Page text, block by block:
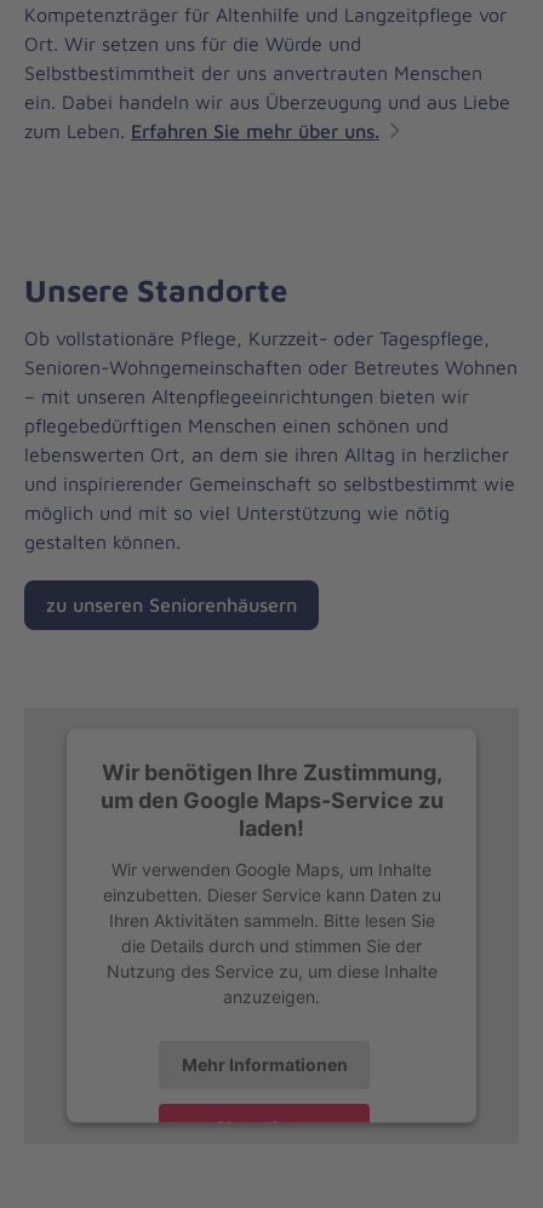
Kompetenzträger für Altenhilfe und Langzeitpflege vor
Ort. Wir setzen uns für die Würde und
Selbstbestimmtheit der uns anvertrauten Menschen
ein. Dabei handeln wir aus Überzeugung und aus Liebe
zum Leben. Erfahren Sie mehr über uns.
Unsere Standorte
Ob vollstationäre Pflege, Kurzzeit- oder Tagespflege,
Senioren-Wohngemeinschaften oder Betreutes Wohnen
– mit unseren Altenpflegeeinrichtungen bieten wir
pflegebedürftigen Menschen einen schönen und
lebenswerten Ort, an dem sie ihren Alltag in herzlicher
und inspirierender Gemeinschaft so selbstbestimmt wie
möglich und mit so viel Unterstützung wie nötig
gestalten können.
zu unseren Seniorenhäusern
Wir benötigen Ihre Zustimmung,
um den Google Maps-Service zu
laden!
Wir verwenden Google Maps, um Inhalte
einzubetten. Dieser Service kann Daten zu
Ihren Aktivitäten sammeln. Bitte lesen Sie
die Details durch und stimmen Sie der
Nutzung des Service zu, um diese Inhalte
anzuzeigen.
Mehr Informationen
Akzeptieren